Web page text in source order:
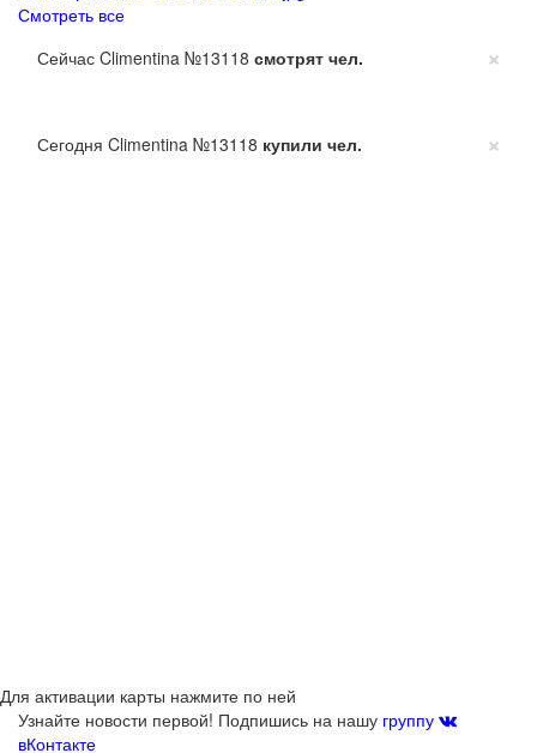
Смотреть все
×
Сейчас Climentina №13118 смотрят чел.
×
Сегодня Climentina №13118 купили чел.
Для активации карты нажмите по ней
Узнайте новости первой! Подпишись на нашу группу
вКонтакте